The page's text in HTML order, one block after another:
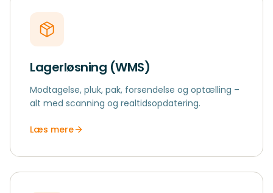
Lagerløsning (WMS)
Modtagelse, pluk, pak, forsendelse og optælling –
alt med scanning og realtidsopdatering.
Læs mere